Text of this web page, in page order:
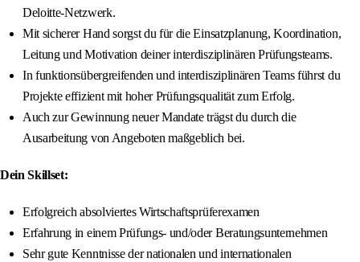
Deloitte-Netzwerk.
Mit sicherer Hand sorgst du für die Einsatzplanung, Koordination,
Leitung und Motivation deiner interdisziplinären Prüfungsteams.
In funktionsübergreifenden und interdisziplinären Teams führst du
Projekte effizient mit hoher Prüfungsqualität zum Erfolg.
Auch zur Gewinnung neuer Mandate trägst du durch die
Ausarbeitung von Angeboten maßgeblich bei.
Dein Skillset:
Erfolgreich absolviertes Wirtschaftsprüferexamen
Erfahrung in einem Prüfungs- und/oder Beratungsunternehmen
Sehr gute Kenntnisse der nationalen und internationalen